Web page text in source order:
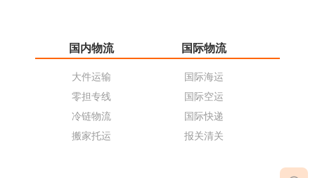
国内物流
大件运输
零担专线
冷链物流
搬家托运
国际物流
国际海运
国际空运
国际快递
报关清关